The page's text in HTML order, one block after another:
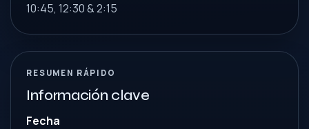
10:45, 12:30 & 2:15
RESUMEN RÁPIDO
Información clave
Fecha